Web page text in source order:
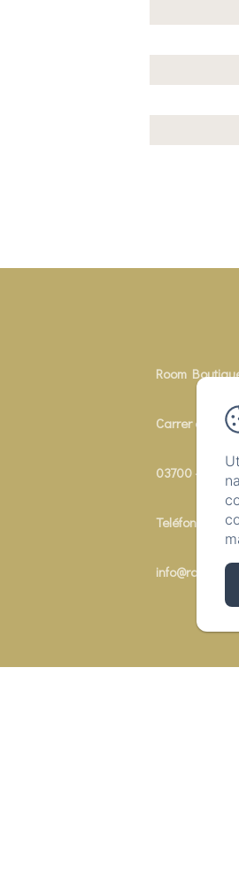
Room
Carrer de
03700 - Denia
Teléfono: +34